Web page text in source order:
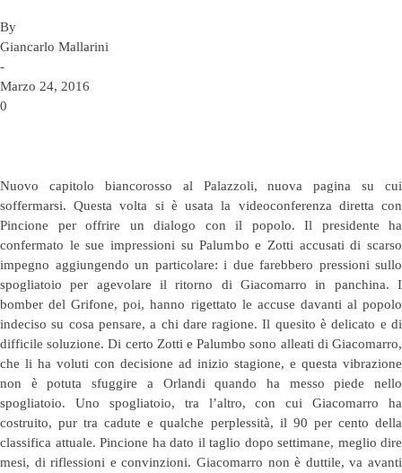
By
Giancarlo Mallarini
-
Marzo 24, 2016
0
Nuovo capitolo biancorosso al Palazzoli, nuova pagina su cui
soffermarsi. Questa volta si è usata la videoconferenza diretta con
Pincione per offrire un dialogo con il popolo. Il presidente ha
confermato le sue impressioni su Palumbo e Zotti accusati di scarso
impegno aggiungendo un particolare: i due farebbero pressioni sullo
spogliatoio per agevolare il ritorno di Giacomarro in panchina. I
bomber del Grifone, poi, hanno rigettato le accuse davanti al popolo
indeciso su cosa pensare, a chi dare ragione. Il quesito è delicato e di
difficile soluzione. Di certo Zotti e Palumbo sono alleati di Giacomarro,
che li ha voluti con decisione ad inizio stagione, e questa vibrazione
non è potuta sfuggire a Orlandi quando ha messo piede nello
spogliatoio. Uno spogliatoio, tra l’altro, con cui Giacomarro ha
costruito, pur tra cadute e qualche perplessità, il 90 per cento della
classifica attuale. Pincione ha dato il taglio dopo settimane, meglio dire
mesi, di riflessioni e convinzioni. Giacomarro non è duttile, va avanti